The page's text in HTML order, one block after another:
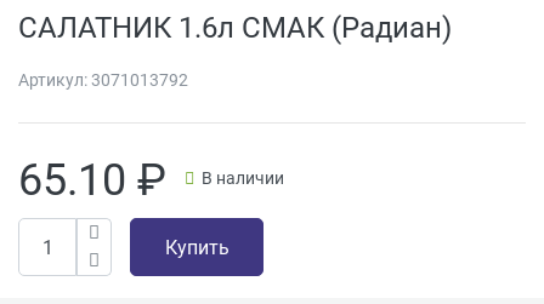
САЛАТНИК 1.6л СМАК (Радиан)
Артикул:3071013792
65.10 ₽ В наличии
Купить